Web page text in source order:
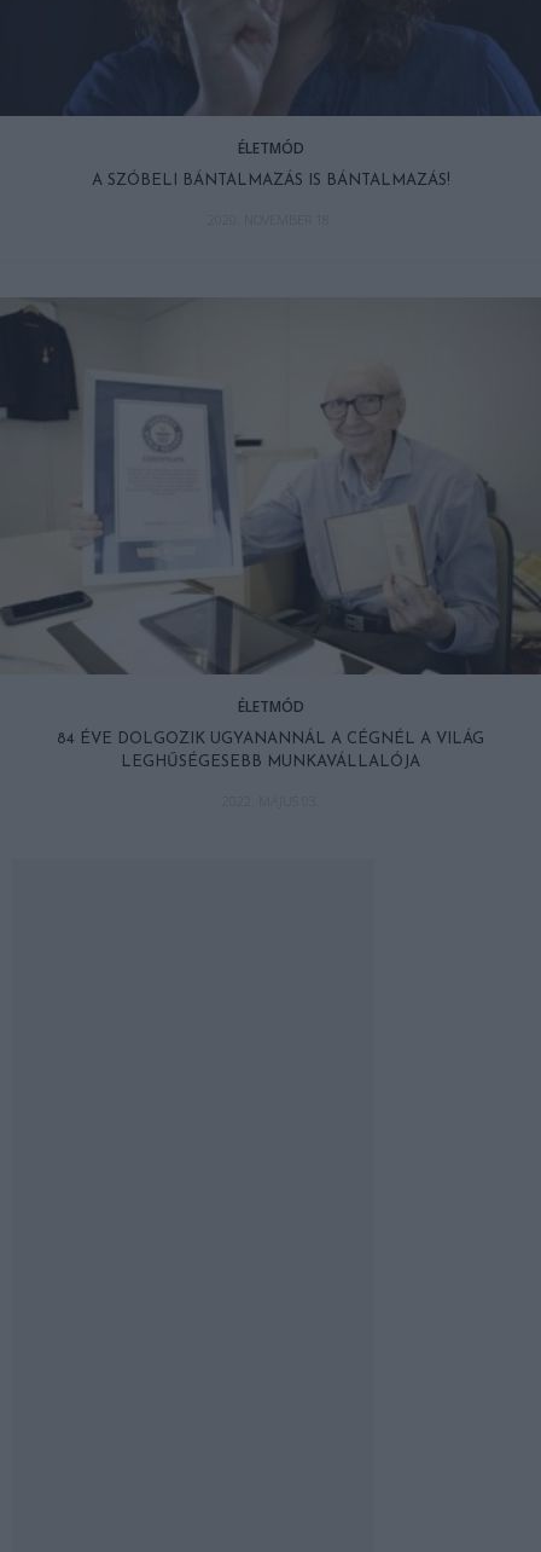
ÉLETMÓD
A SZÓBELI BÁNTALMAZÁS IS BÁNTALMAZÁS!
ÉLETMÓD
84 ÉVE DOLGOZIK UGYANANNÁL A CÉGNÉL A VILÁG
LEGHŰSÉGESEBB MUNKAVÁLLALÓJA